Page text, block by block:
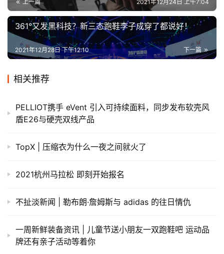
上一篇 2021年12月24日 上午7:04
361°又发黑科技？新三态跑鞋李子成穿了都说好！
下一篇
2021年12月28日 下午12:10
相关推荐
PELLIOT携手 eVent 引入可持续面料，同步发布软壳风
盾E26与硬壳双线产品
TopX | 压缩衣为什么一夜之间就火了
2021杭州马拉松 即刻开始报名
不扯淡新闻 | 勒布朗·詹姆斯与 adidas 的往日情仇
一周新鲜装备资讯 | 儿童节送小朋友一双跑鞋吧 运动品
牌还有亲子活动等着你